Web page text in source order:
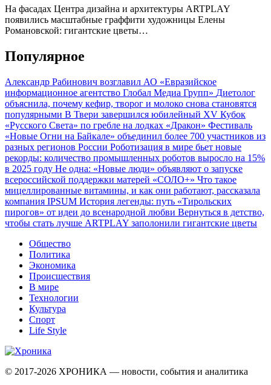
На фасадах Центра дизайна и архитектуры ARTPLAY
появились масштабные граффити художницы Елены
Романовской: гигантские цветы…
Популярное
Александр Рабинович возглавил АО «Евразийское
информационное агентство Глобал Медиа Групп» Диетолог
объяснила, почему кефир, творог и молоко снова становятся
популярными В Твери завершился юбилейный XV Кубок
«Русского Света» по гребле на лодках «Дракон» Фестиваль
«Новые Огни на Байкале» объединил более 700 участников из
разных регионов России Роботизация в мире бьет новые
рекорды: количество промышленных роботов выросло на 15%
в 2025 году Не одна: «Новые люди» объявляют о запуске
всероссийской поддержки матерей «СОЛО+» Что такое
мицеллированные витамины, и как они работают, рассказала
компания IPSUM История легенды: путь «Тирольских
пирогов» от идеи до всенародной любви Вернуться в детство,
чтобы стать лучше ARTPLAY заполонили гигантские цветы
Общество
Политика
Экономика
Происшествия
В мире
Технологии
Культура
Спорт
Life Style
© 2017-2026 ХРОНИКА — новости, события и аналитика